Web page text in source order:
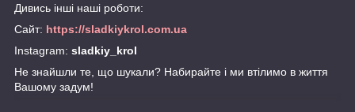
Дивись інші наші роботи:
Сайт: https://sladkiykrol.com.ua
Instagram: sladkiy_krol
Не знайшли те, що шукали? Набирайте і ми втілимо в життя
Вашому задум!